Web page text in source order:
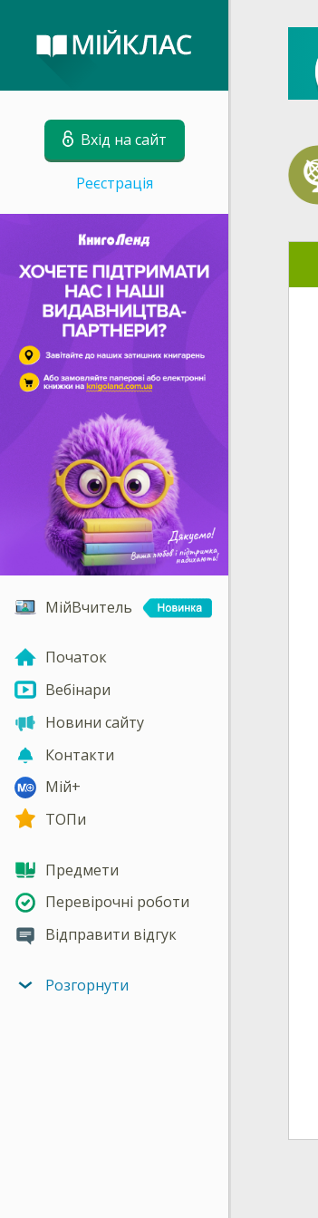
Вхід на сайт
Реєстрація
МійВчитель
Початок
Вебінари
Новини сайту
Контакти
Мій+
ТОПи
Предмети
Перевірочні роботи
Відправити відгук
Розгорнути